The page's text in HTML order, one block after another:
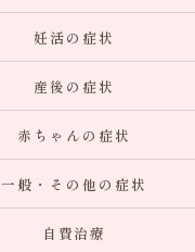
妊活の症状
産後の症状
赤ちゃんの症状
一般・その他の症状
自費治療